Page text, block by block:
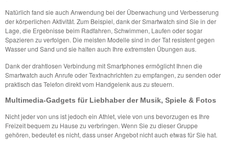
Natürlich fand sie auch Anwendung bei der Überwachung und Verbesserung
der körperlichen Aktivität. Zum Beispiel, dank der Smartwatch sind Sie in der
Lage, die Ergebnisse beim Radfahren, Schwimmen, Laufen oder sogar
Spazieren zu verfolgen. Die meisten Modelle sind in der Tat resistent gegen
Wasser und Sand und sie halten auch Ihre extremsten Übungen aus.
Dank der drahtlosen Verbindung mit Smartphones ermöglicht Ihnen die
Smartwatch auch Anrufe oder Textnachrichten zu empfangen, zu senden oder
praktisch das Telefon direkt vom Handgelenk aus zu steuern.
Multimedia-Gadgets für Liebhaber der Musik, Spiele & Fotos
Nicht jeder von uns ist jedoch ein Athlet, viele von uns bevorzugen es Ihre
Freizeit bequem zu Hause zu verbringen. Wenn Sie zu dieser Gruppe
gehören, bedeutet es nicht, dass unser Angebot nicht auch etwas für Sie hat.